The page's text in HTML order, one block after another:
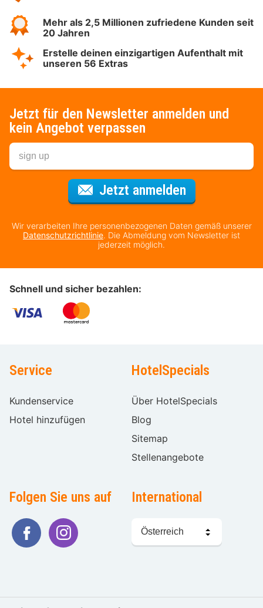
Mehr als 2,5 Millionen zufriedene Kunden seit
20 Jahren
Erstelle deinen einzigartigen Aufenthalt mit
unseren 56 Extras
Jetzt für den Newsletter anmelden und
kein Angebot verpassen
Jetzt anmeldenFür den
Wir verarbeiten Ihre personenbezogenen Daten gemäß unserer
Datenschutzrichtlinie. Die Abmeldung vom Newsletter ist
jederzeit möglich.
Schnell und sicher bezahlen:
Service
Kundenservice
Hotel hinzufügen
HotelSpecials
Über HotelSpecials
Blog
Sitemap
Stellenangebote
Folgen Sie uns auf International
Sprache
wählen